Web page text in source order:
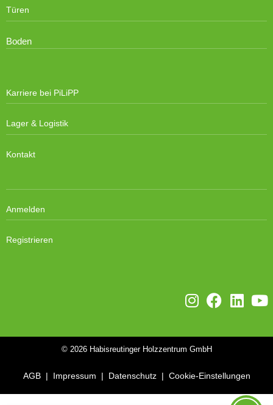
Türen
Boden
Karriere bei PiLiPP
Lager & Logistik
Kontakt
Anmelden
Registrieren
© 2026 Habisreutinger Holzzentrum GmbH
AGB| Impressum | Datenschutz| Cookie-Einstellungen